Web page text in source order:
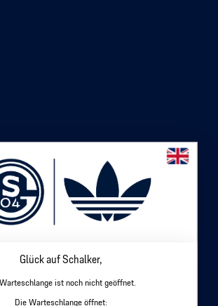
Glück auf Schalker,
ist noch nicht geöffnet.
Die Warteschlange öffnet: